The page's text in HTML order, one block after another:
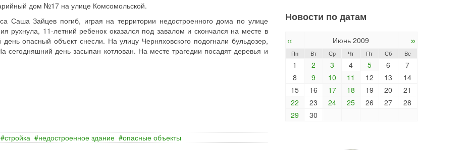
дом №17 на улице Комсомольской.
Саша Зайцев погиб, играя на территории недостроенного дома по улице
рухнула, 11-летний ребенок оказался под завалом и скончался на месте в
опасный объект снесли. На улицу Черняховского подогнали бульдозер,
сегодняшний день засыпан котлован. На месте трагедии посадят деревья и
стройка недостроенное здание опасные объекты
Новости по датам
« Июнь 2009 »
Пн Вт Ср Чт Пт Сб Вс
1 2 3 4 5 6
7
8
9 10 11 12 13
14
15
16 17 18 19 20
21
22
23 24 25 26 27
28
29
30